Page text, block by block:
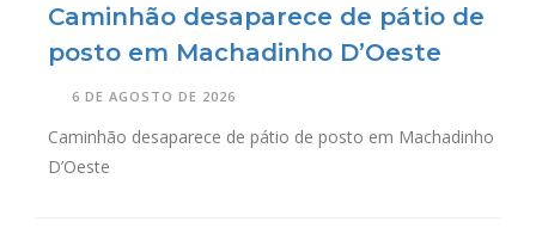
Caminhão desaparece de pátio de
posto em Machadinho D’Oeste
6 DE AGOSTO DE 2026
Caminhão desaparece de pátio de posto em Machadinho
D’Oeste